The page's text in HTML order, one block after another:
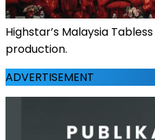
Highstar’s Malaysia
production.
ADVERTISEMENT